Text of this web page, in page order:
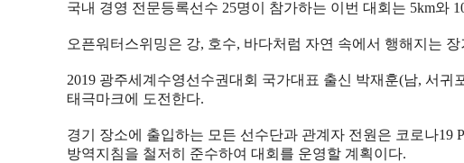
국내 경영 전문등록선수 25명이 참가하는 이번 대회는 5km와
오픈워터스위밍은 강, 호수, 바다처럼 자연 속에서 행해지는
2019 광주세계수영선수권대회 국가대표 출신 박재훈(남, 서귀
태극마크에 도전한다.
경기 장소에 출입하는 모든 선수단과 관계자 전원은 코로나19
방역지침을 철저히 준수하여 대회를 운영할 계획이다.